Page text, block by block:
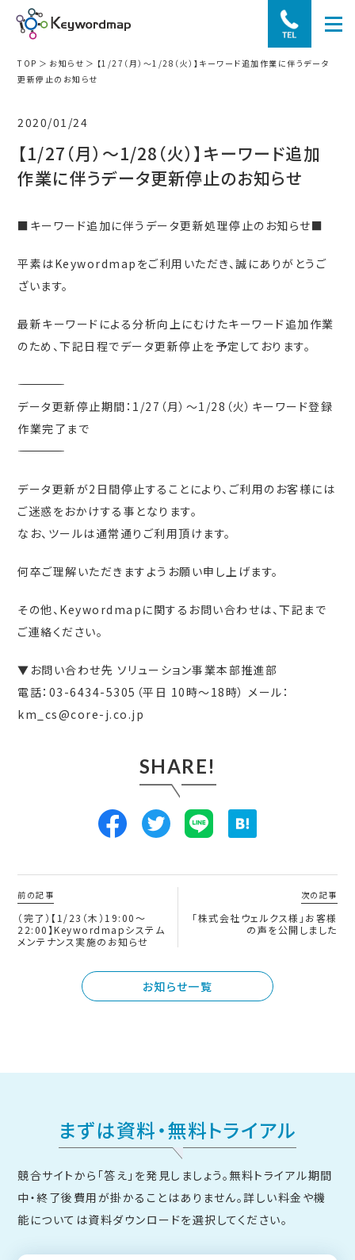
TOP お知らせ
【1/27（月）〜1/28（火）】キーワード追加作業に伴うデータ
更新停止のお知らせ
2020/01/24
【1/27（月）〜1/28（火）】キーワード追加
作業に伴うデータ更新停止のお知らせ
■キーワード追加に伴うデータ更新処理停止のお知らせ■
平素はKeywordmapをご利用いただき、誠にありがとうご
ざいます。
最新キーワードによる分析向上にむけたキーワード追加作業
のため、下記日程でデータ更新停止を予定しております。
―――――――――――――――――――――――――――――――――――――――――
データ更新停止期間：1/27（月）〜1/28（火）キーワード登録
作業完了まで
―――――――――――――――――――――――――――――――――――――――――
データ更新が2日間停止することにより、ご利用のお客様には
ご迷惑をおかけする事となります。
なお、ツールは通常通りご利用頂けます。
何卒ご理解いただきますようお願い申し上げます。
その他、Keywordmapに関するお問い合わせは、下記まで
ご連絡ください。
▼お問い合わせ先 ソリューション事業本部推進部
電話：03-6434-5305（平日 10時～18時） メール：
km_cs@core-j.co.jp
SHARE!
前の記事
（完了）【1/23（木）19:00〜
22:00】Keywordmapシステム
メンテナンス実施のお知らせ
次の記事
「株式会社ウェルクス様」お客様
の声を公開しました
お知らせ一覧
まずは資料・無料トライアル
競合サイトから「答え」を発見しましょう。無料トライアル期間
中・終了後費用が掛かることはありません。詳しい料金や機
能については資料ダウンロードを選択してください。